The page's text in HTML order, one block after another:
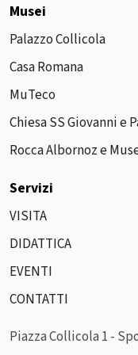
Musei
Palazzo Collicola
Casa Romana
MuTeco
Chiesa SS Giovanni e
Rocca Albornoz e
Servizi
VISITA
DIDATTICA
EVENTI
CONTATTI
Piazza Collicola 1 -